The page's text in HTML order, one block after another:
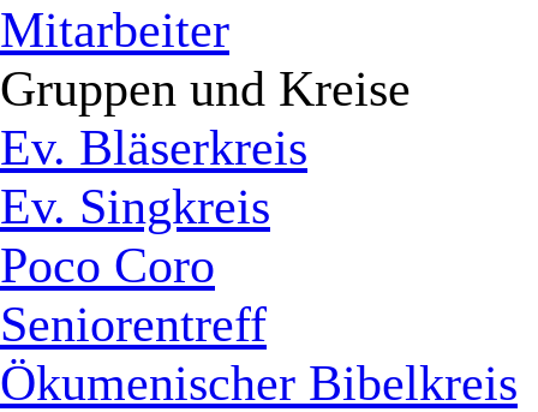
Mitarbeiter
Gruppen und Kreise
Ev. Bläserkreis
Ev. Singkreis
Poco Coro
Seniorentreff
Ökumenischer Bibelkreis